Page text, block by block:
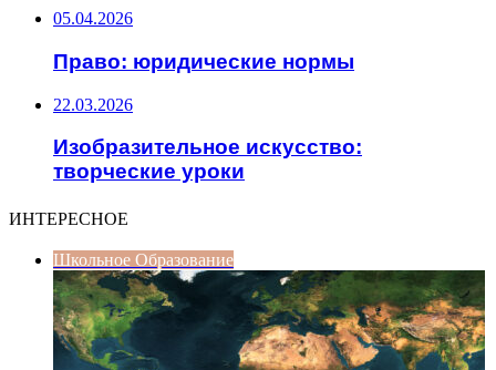
05.04.2026
Право: юридические нормы
22.03.2026
Изобразительное искусство:
творческие уроки
ИНТЕРЕСНОЕ
Школьное Образование